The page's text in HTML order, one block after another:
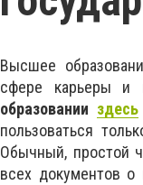
Высшее
сфере карьеры и
образовании здесь
пользоваться
Обычный, простой
всех документов о